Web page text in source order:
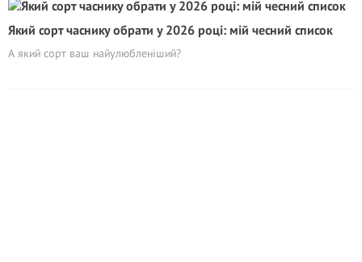
Який сорт часнику обрати у 2026 році: мій чесний список
А який сорт ваш найулюбленіший?